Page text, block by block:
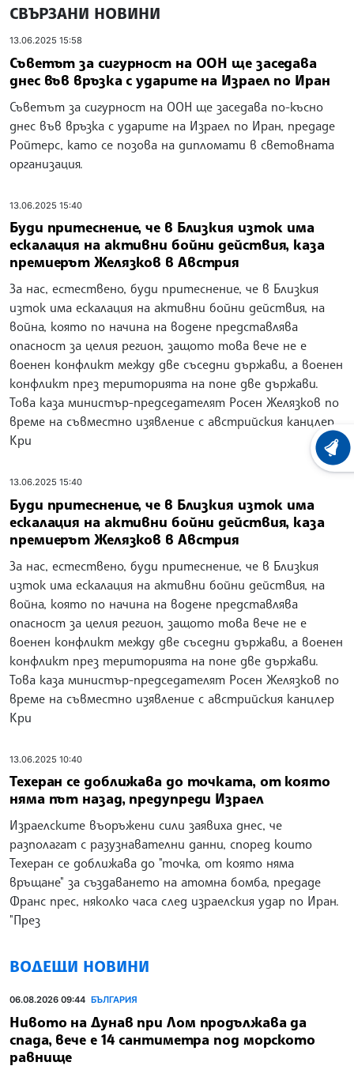
СВЪРЗАНИ НОВИНИ
13.06.2025 15:58
Съветът за сигурност на ООН ще заседава
днес във връзка с ударите на Израел по Иран
Съветът за сигурност на ООН ще заседава по-късно
днес във връзка с ударите на Израел по Иран, предаде
Ройтерс, като се позова на дипломати в световната
организация.
13.06.2025 15:40
Буди притеснение, че в Близкия изток има
ескалация на активни бойни действия, каза
премиерът Желязков в Австрия
За нас, естествено, буди притеснение, че в Близкия
изток има ескалация на активни бойни действия, на
война, която по начина на водене представлява
опасност за целия регион, защото това вече не е
военен конфликт между две съседни държави, а военен
конфликт през територията на поне две държави.
Това каза министър-председателят Росен Желязков по
време на съвместно изявление с австрийския канцлер
Кри
13.06.2025 15:40
Буди притеснение, че в Близкия изток има
ескалация на активни бойни действия, каза
премиерът Желязков в Австрия
За нас, естествено, буди притеснение, че в Близкия
изток има ескалация на активни бойни действия, на
война, която по начина на водене представлява
опасност за целия регион, защото това вече не е
военен конфликт между две съседни държави, а военен
конфликт през територията на поне две държави.
Това каза министър-председателят Росен Желязков по
време на съвместно изявление с австрийския канцлер
Кри
13.06.2025 10:40
Техеран се доближава до точката, от която
няма път назад, предупреди Израел
Израелските въоръжени сили заявиха днес, че
разполагат с разузнавателни данни, според които
Техеран се доближава до "точка, от която няма
връщане" за създаването на атомна бомба, предаде
Франс прес, няколко часа след израелския удар по Иран.
"През
ВОДЕЩИ НОВИНИ
06.08.2026 09:44 БЪЛГАРИЯ
Нивото на Дунав при Лом продължава да
спада, вече е 14 сантиметра под морското
равнище